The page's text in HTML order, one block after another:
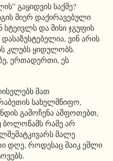
გაყიდვის საქმე?
მიერ დაქირავებული
და მისი ჯგუფის
ვინ არის
კლუბს ყიდულობს.
ერთადერთი, ეს
მათ
სახელმწიფო,
გამოჩენა აშფოთებთ,
ბოლოწამს რამე არ
მალე
დღე, როდესაც მაიკ ეშლი